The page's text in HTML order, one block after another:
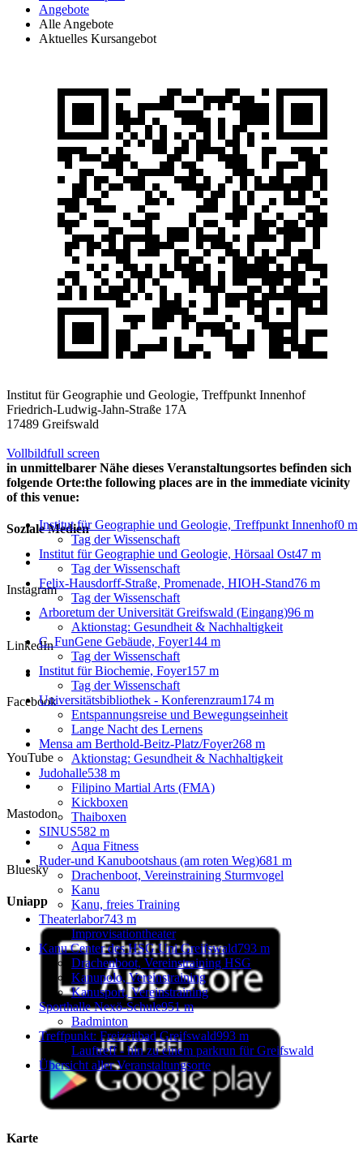
Angebote
Alle Angebote
Aktuelles Kursangebot
Institut für Geographie und Geologie, Treffpunkt Innenhof
Friedrich-Ludwig-Jahn-Straße 17A
17489 Greifswald
Vollbildfull screen
in unmittelbarer Nähe dieses Veranstaltungsortes befinden sich
folgende Orte:the following places are in the immediate vicinity
of this venue:
Institut für Geographie und Geologie, Treffpunkt Innenhof0 m
Tag der Wissenschaft
Institut für Geographie und Geologie, Hörsaal Ost47 m
Tag der Wissenschaft
Felix-Hausdorff-Straße, Promenade, HIOH-Stand76 m
Tag der Wissenschaft
Arboretum der Universität Greifswald (Eingang)96 m
Aktionstag: Gesundheit & Nachhaltigkeit
C_FunGene Gebäude, Foyer144 m
Tag der Wissenschaft
Institut für Biochemie, Foyer157 m
Tag der Wissenschaft
Universitätsbibliothek - Konferenzraum174 m
Entspannungsreise und Bewegungseinheit
Lange Nacht des Lernens
Mensa am Berthold-Beitz-Platz/Foyer268 m
Aktionstag: Gesundheit & Nachhaltigkeit
Judohalle538 m
Filipino Martial Arts (FMA)
Kickboxen
Thaiboxen
SINUS582 m
Aqua Fitness
Ruder-und Kanubootshaus (am roten Weg)681 m
Drachenboot, Vereinstraining Sturmvogel
Kanu
Kanu, freies Training
Theaterlabor743 m
Improvisationtheater
Kanu Center des HSG Uni Greifswald793 m
Drachenboot, Vereinstraining HSG
Kanupolo, Vereinstraining
Kanusport, Vereinstraining
Sporthalle Nexö-Schule951 m
Badminton
Treffpunkt: Freizeitbad Greifswald993 m
Lauftreff - hin zu einem parkrun für Greifswald
Übersicht aller Veranstaltungsorte
Soziale Medien
Instagram
LinkedIn
Facebook
YouTube
Mastodon
Bluesky
Uniapp
Karte